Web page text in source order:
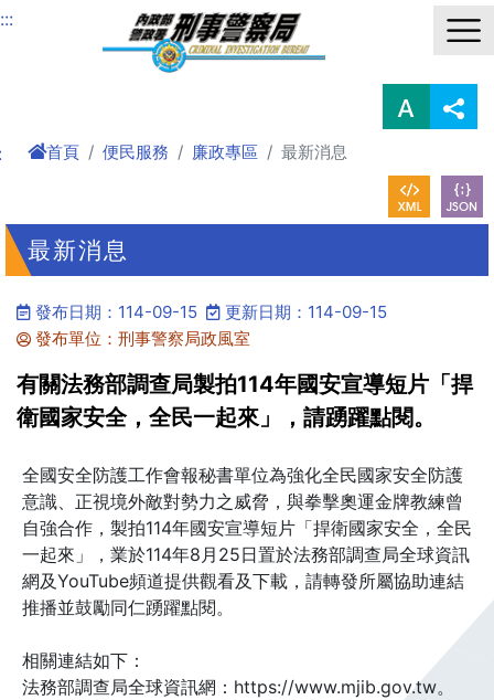
進入內容區塊
:::
首頁 便民服務 廉政專區 最新消息
最新消息
發布日期：114-09-15
更新日期：114-09-15
發布單位：刑事警察局政風室
有關法務部調查局製拍114年國安宣導短片「捍
衛國家安全，全民一起來」，請踴躍點閱。
全國安全防護工作會報秘書單位為強化全民國家安全防護
意識、正視境外敵對勢力之威脅，與拳擊奧運金牌教練曾
自強合作，製拍114年國安宣導短片「捍衛國家安全，全民
一起來」，業於114年8月25日置於法務部調查局全球資訊
網及YouTube頻道提供觀看及下載，請轉發所屬協助連結
推播並鼓勵同仁踴躍點閱。
相關連結如下：
法務部調查局全球資訊網：https://www.mjib.gov.tw。